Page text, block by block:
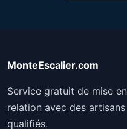
MonteEscalier.com
Service gratuit de mise en
relation avec des artisans
qualifiés.